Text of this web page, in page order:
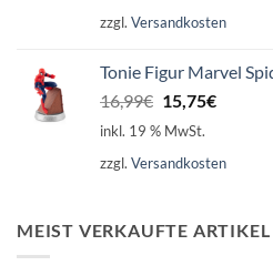
16,99€15,75€.
zzgl. Versandkosten
Tonie Figur Marvel
16,99€ Ursprünglicher
Preis
16,99€
15,75€
15,75€.
inkl. 19 % MwSt.
zzgl. Versandkosten
MEIST VERKAUFTE ARTIKEL